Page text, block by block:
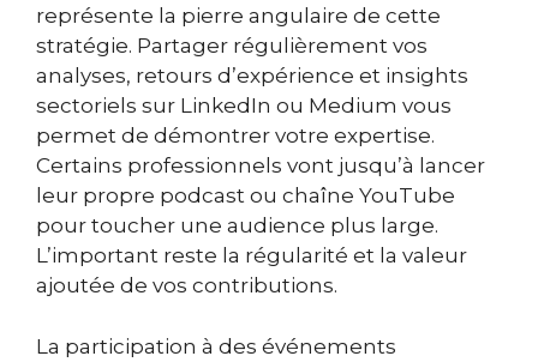
représente la pierre angulaire de cette
stratégie. Partager régulièrement vos
analyses, retours d’expérience et insights
sectoriels sur LinkedIn ou Medium vous
permet de démontrer votre expertise.
Certains professionnels vont jusqu’à lancer
leur propre podcast ou chaîne YouTube
pour toucher une audience plus large.
L’important reste la régularité et la valeur
ajoutée de vos contributions.
La participation à des événements